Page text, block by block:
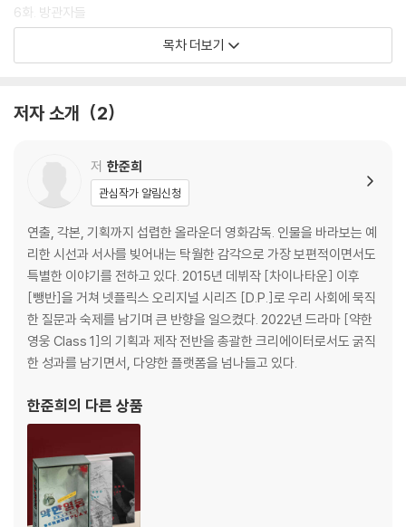
6화. 방관자들
스토리보드
- [D.P.], 사회성과 오락성을 겸비한 걸작: 김봉석
- 김보통 작가와 한준희 감독 대담
“모두와 다른 방향으로 걸어갈 수 있는, 그런 사람들이 필요해요.”: 김혜선
목차 더보기
저자 소개 2
저 한준희
관심작가 알림신청
연출, 각본, 기획까지 섭렵한 올라운더 영화감독. 인물을 바라보는 예
리한 시선과 서사를 빚어내는 탁월한 감각으로 가장 보편적이면서도
특별한 이야기를 전하고 있다. 2015년 데뷔작 [차이나타운] 이후
[뺑반]을 거쳐 넷플릭스 오리지널 시리즈 [D.P.]로 우리 사회에 묵직
한 질문과 숙제를 남기며 큰 반향을 일으켰다. 2022년 드라마 [약한
영웅 Class 1]의 기획과 제작 전반을 총괄한 크리에이터로서도 굵직
한 성과를 남기면서, 다양한 플랫폼을 넘나들고 있다.
한준희의 다른 상품